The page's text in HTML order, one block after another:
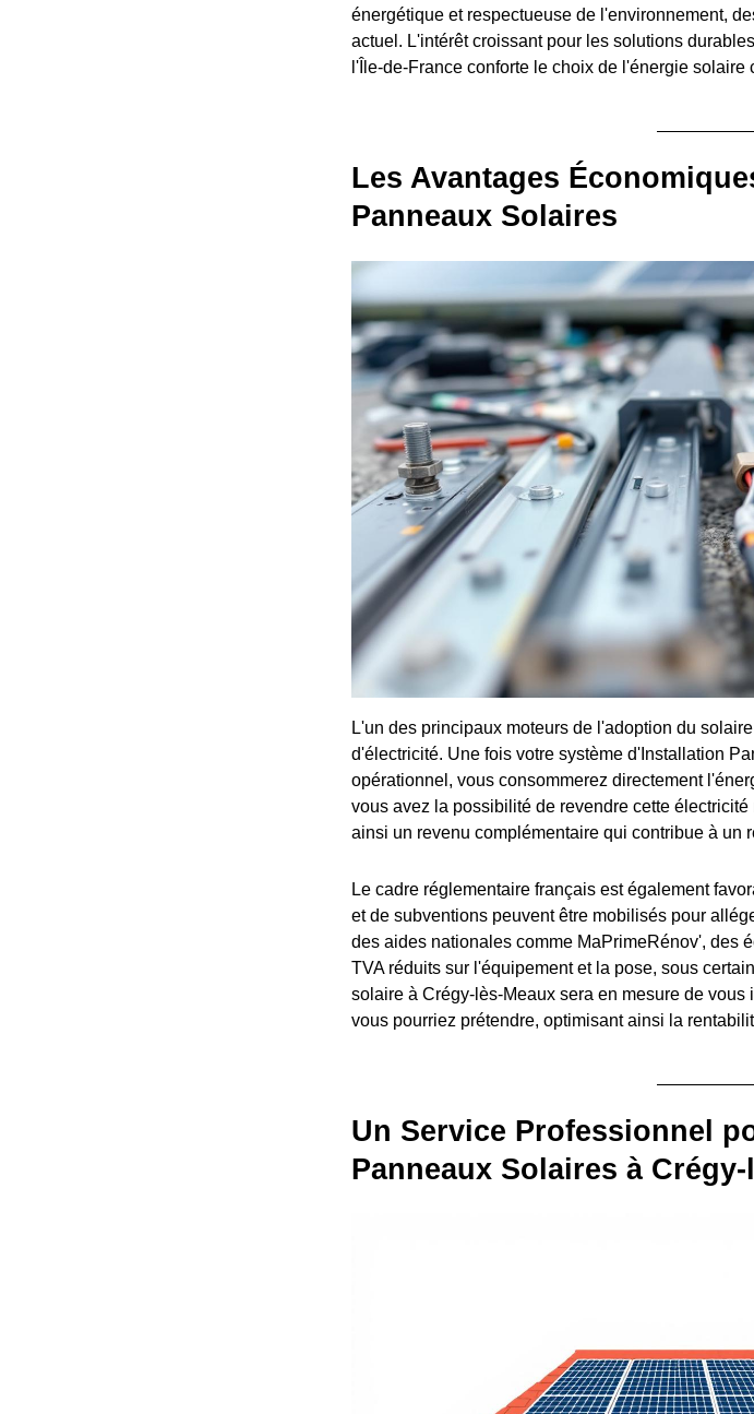
énergétique et respectueuse de l'environnement,
actuel. L'intérêt croissant pour les solutions
l'Île-de-France conforte le choix de l'énergie
Les Avantages
Panneaux Solaires
L'un des principaux moteurs de l'adoption du
d'électricité. Une fois votre système d'Installation
opérationnel, vous consommerez directement
vous avez la possibilité de revendre cette
ainsi un revenu complémentaire qui contribue à un
Le cadre réglementaire français est également
et de subventions peuvent être mobilisés pour
des aides nationales comme MaPrimeRénov', des
TVA réduits sur l'équipement et la pose, sous
solaire à Crégy-lès-Meaux sera en mesure de
vous pourriez prétendre, optimisant ainsi la
Un Service Professionnel
Panneaux Solaires à Crégy-